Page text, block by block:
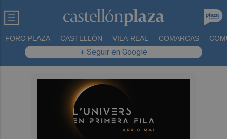
FORO PLAZA CASTELLÓN VILA-REAL COMARCAS
+ Seguir en Google